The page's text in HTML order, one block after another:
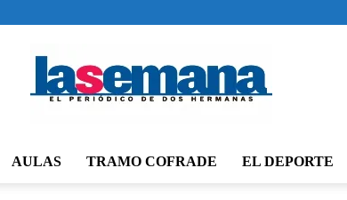
AULAS TRAMO COFRADE EL DEPORTE